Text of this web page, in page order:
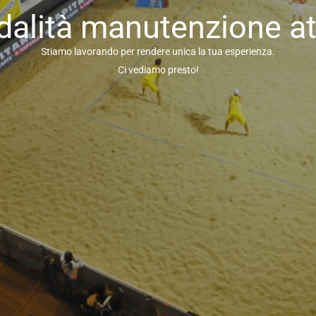
manutenzione
Stiamo lavorando per rendere unica la tua esperienza.
Ci vediamo presto!